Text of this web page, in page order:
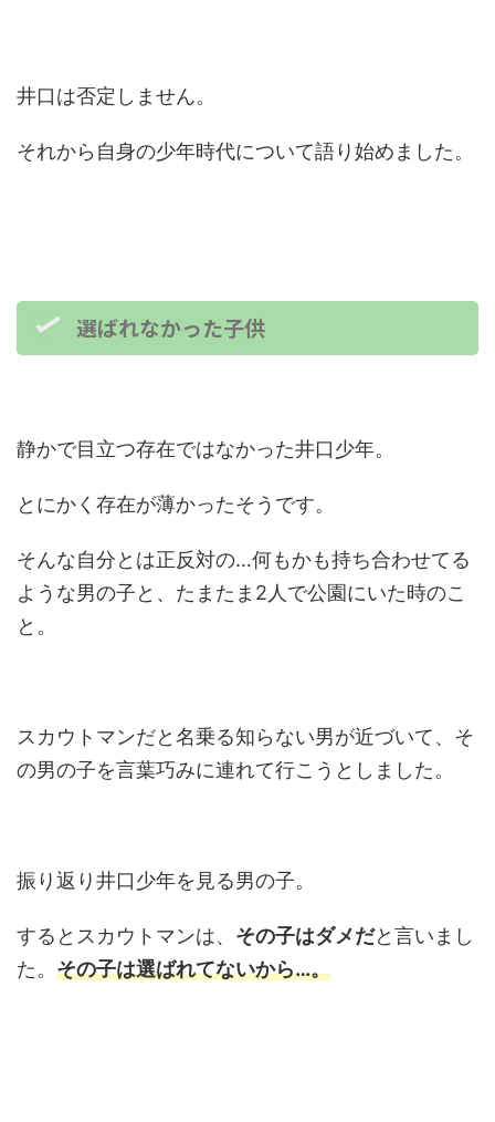
井口は否定しません。
それから自身の少年時代について語り始めました。
選ばれなかった子供
静かで目立つ存在ではなかった井口少年。
とにかく存在が薄かったそうです。
そんな自分とは正反対の…何もかも持ち合わせてる
ような男の子と、たまたま2人で公園にいた時のこ
と。
スカウトマンだと名乗る知らない男が近づいて、そ
の男の子を言葉巧みに連れて行こうとしました。
振り返り井口少年を見る男の子。
するとスカウトマンは、 その子はダメだと言いまし
た。 その子は選ばれてないから…。